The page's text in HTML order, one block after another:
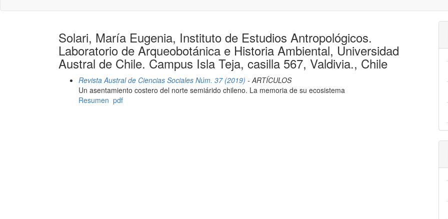
Solari, María Eugenia, Instituto de Estudios Antropológicos.
Laboratorio de Arqueobotánica e Historia Ambiental, Universidad
Austral de Chile. Campus Isla Teja, casilla 567, Valdivia., Chile
Revista Austral de Ciencias Sociales Núm. 37 (2019) - ARTÍCULOS
Un asentamiento costero del norte semiárido chileno. La memoria de su ecosistema
Resumen pdf